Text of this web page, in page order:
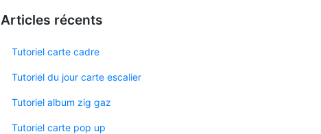
Articles récents
Tutoriel carte cadre
Tutoriel du jour carte escalier
Tutoriel album zig gaz
Tutoriel carte pop up